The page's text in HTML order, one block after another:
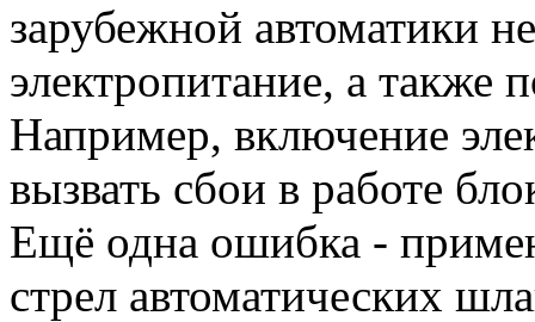
зарубежной автоматики
электропитание, а также
Например, включение
вызвать сбои в работе
Ещё одна ошибка -
стрел автоматических